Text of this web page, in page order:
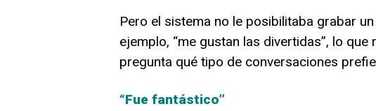
Pero el sistema no le posibilitaba grabar
ejemplo, “me gustan las divertidas”, lo
pregunta qué tipo de conversaciones
“Fue fantástico”